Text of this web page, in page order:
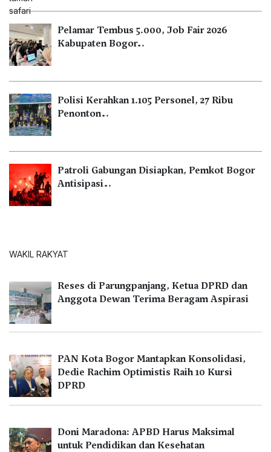
Pelamar Tembus 5.000, Job Fair 2026
Kabupaten Bogor…
Polisi Kerahkan 1.105 Personel, 27 Ribu
Penonton…
Patroli Gabungan Disiapkan, Pemkot Bogor
Antisipasi…
WAKIL RAKYAT
Reses di Parungpanjang, Ketua DPRD dan
Anggota Dewan Terima Beragam Aspirasi
PAN Kota Bogor Mantapkan Konsolidasi,
Dedie Rachim Optimistis Raih 10 Kursi
DPRD
Doni Maradona: APBD Harus Maksimal
untuk Pendidikan dan Kesehatan